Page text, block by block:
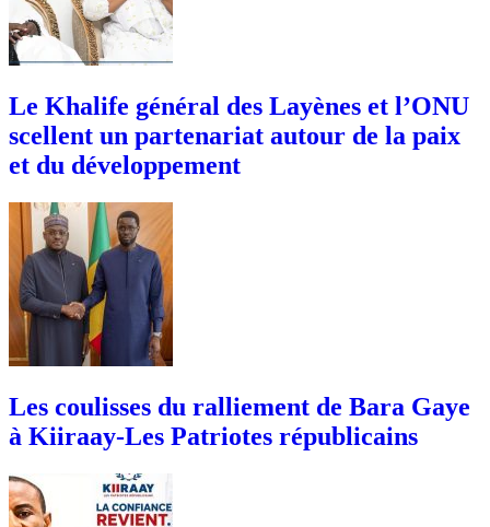
Le Khalife général des Layènes et l’ONU
scellent un partenariat autour de la paix
et du développement
Les coulisses du ralliement de Bara Gaye
à Kiiraay-Les Patriotes républicains